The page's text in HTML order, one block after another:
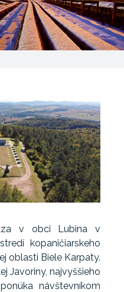
v obci Lubina v
kopaničiarskeho
oblasti Biele Karpaty.
Javoriny, najvyššieho
návštevníkom